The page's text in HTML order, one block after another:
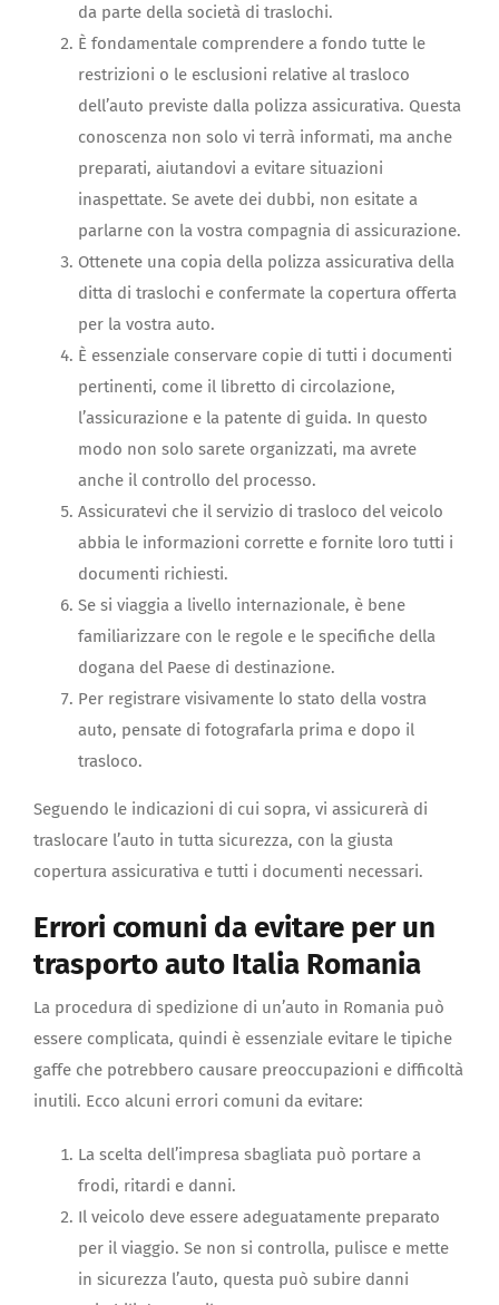
da parte della società di traslochi.
È fondamentale comprendere a fondo tutte le
restrizioni o le esclusioni relative al trasloco
dell’auto previste dalla polizza assicurativa. Questa
conoscenza non solo vi terrà informati, ma anche
preparati, aiutandovi a evitare situazioni
inaspettate. Se avete dei dubbi, non esitate a
parlarne con la vostra compagnia di assicurazione.
Ottenete una copia della polizza assicurativa della
ditta di traslochi e confermate la copertura offerta
per la vostra auto.
È essenziale conservare copie di tutti i documenti
pertinenti, come il libretto di circolazione,
l’assicurazione e la patente di guida. In questo
modo non solo sarete organizzati, ma avrete
anche il controllo del processo.
Assicuratevi che il servizio di trasloco del veicolo
abbia le informazioni corrette e fornite loro tutti i
documenti richiesti.
Se si viaggia a livello internazionale, è bene
familiarizzare con le regole e le specifiche della
dogana del Paese di destinazione.
Per registrare visivamente lo stato della vostra
auto, pensate di fotografarla prima e dopo il
trasloco.
Seguendo le indicazioni di cui sopra, vi assicurerà di
traslocare l’auto in tutta sicurezza, con la giusta
copertura assicurativa e tutti i documenti necessari.
Errori comuni da evitare per un
trasporto auto Italia Romania
La procedura di spedizione di un’auto in Romania può
essere complicata, quindi è essenziale evitare le tipiche
gaffe che potrebbero causare preoccupazioni e difficoltà
inutili. Ecco alcuni errori comuni da evitare:
La scelta dell’impresa sbagliata può portare a
frodi, ritardi e danni.
Il veicolo deve essere adeguatamente preparato
per il viaggio. Se non si controlla, pulisce e mette
in sicurezza l’auto, questa può subire danni